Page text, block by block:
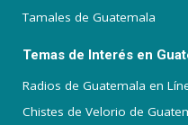
Tamales de Guatemala
Temas de Interés en
Radios de Guatemala en
Chistes de Velorio de